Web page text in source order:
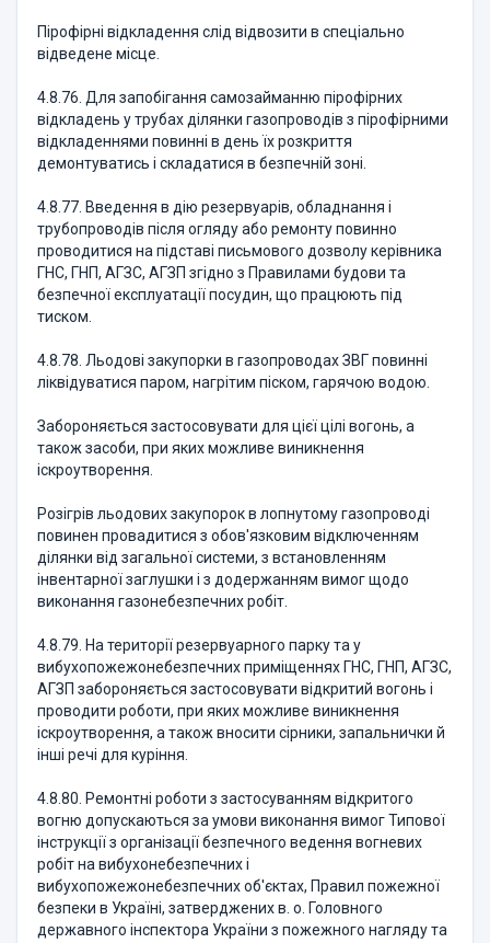
Пірофірні відкладення слід відвозити в спеціально
відведене місце.
4.8.76. Для запобігання самозайманню пірофірних
відкладень у трубах ділянки газопроводів з пірофірними
відкладеннями повинні в день їх розкриття
демонтуватись і складатися в безпечній зоні.
4.8.77. Введення в дію резервуарів, обладнання і
трубопроводів після огляду або ремонту повинно
проводитися на підставі письмового дозволу керівника
ГНС, ГНП, АГЗС, АГЗП згідно з Правилами будови та
безпечної експлуатації посудин, що працюють під
тиском.
4.8.78. Льодові закупорки в газопроводах ЗВГ повинні
ліквідуватися паром, нагрітим піском, гарячою водою.
Забороняється застосовувати для цієї цілі вогонь, а
також засоби, при яких можливе виникнення
іскроутворення.
Розігрів льодових закупорок в лопнутому газопроводі
повинен провадитися з обов'язковим відключенням
ділянки від загальної системи, з встановленням
інвентарної заглушки і з додержанням вимог щодо
виконання газонебезпечних робіт.
4.8.79. На території резервуарного парку та у
вибухопожежонебезпечних приміщеннях ГНС, ГНП, АГЗС,
АГЗП забороняється застосовувати відкритий вогонь і
проводити роботи, при яких можливе виникнення
іскроутворення, а також вносити сірники, запальнички й
інші речі для куріння.
4.8.80. Ремонтні роботи з застосуванням відкритого
вогню допускаються за умови виконання вимог Типової
інструкції з організації безпечного ведення вогневих
робіт на вибухонебезпечних і
вибухопожежонебезпечних об'єктах, Правил пожежної
безпеки в Україні, затверджених в. о. Головного
державного інспектора України з пожежного нагляду та